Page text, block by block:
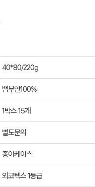
40*80/220g
뱀부얀100%
1박스 15개
별도문의
종이케이스
외코텍스 1등급